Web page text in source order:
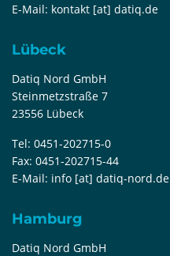
E-Mail: kontakt [at] datiq.de
Lübeck
Datiq Nord GmbH
Steinmetzstraße 7
23556 Lübeck
Tel: 0451-202715-0
Fax: 0451-202715-44
E-Mail: info [at] datiq-nord.de
Hamburg
Datiq Nord GmbH